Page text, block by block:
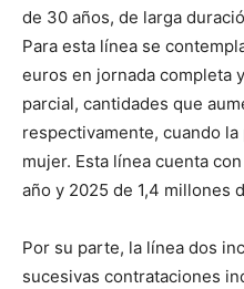
de 30 años, de larga
Para esta línea se
euros en jornada completa
parcial, cantidades que
respectivamente, cuando
mujer. Esta línea cuenta
año y 2025 de 1,4 millones
Por su parte, la línea dos
sucesivas contrataciones